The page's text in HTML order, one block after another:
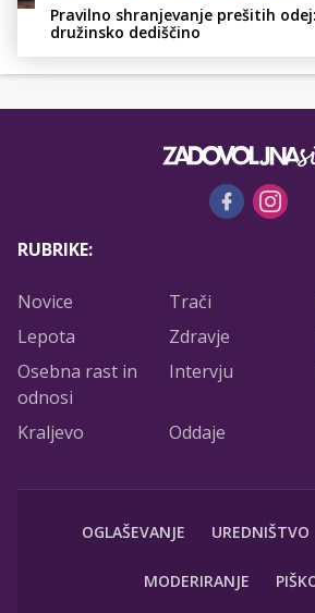
Pravilno shranjevanje prešitih
družinsko dediščino
RUBRIKE:
Novice Trači
Lepota
Zdravje
Osebna rast in
odnosi
Intervju
Kraljevo Oddaje
OGLAŠEVANJE UREDNIŠTVO
MODERIRANJE